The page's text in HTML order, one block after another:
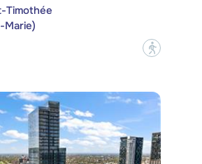
Timothée
Marie)
?